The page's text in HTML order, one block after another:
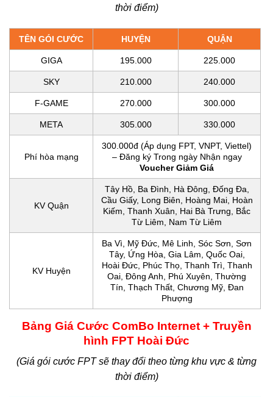
thời điểm)
TÊN GÓI CƯỚC HUYỆN QUẬN
GIGA 195.000 225.000
SKY 210.000 240.000
F-GAME 270.000 300.000
META 305.000 330.000
Phí hòa mạng
300.000đ (Áp dụng FPT, VNPT, Viettel)
– Đăng ký Trong ngày Nhận ngay
Voucher Giảm Giá
KV Quận
Tây Hồ, Ba Đình, Hà Đông, Đống Đa,
Cầu Giấy, Long Biên, Hoàng Mai, Hoàn
Kiếm, Thanh Xuân, Hai Bà Trưng, Bắc
Từ Liêm, Nam Từ Liêm
KV Huyện
Ba Vì, Mỹ Đức, Mê Linh, Sóc Sơn, Sơn
Tây, Ứng Hòa, Gia Lâm, Quốc Oai,
Hoài Đức, Phúc Thọ, Thanh Trì, Thanh
Oai, Đông Anh, Phú Xuyên, Thường
Tín, Thạch Thất, Chương Mỹ, Đan
Phượng
Bảng Giá Cước ComBo Internet + Truyền
hình FPT Hoài Đức
(Giá gói cước FPT sẽ thay đổi theo từng khu vực & từng
thời điểm)